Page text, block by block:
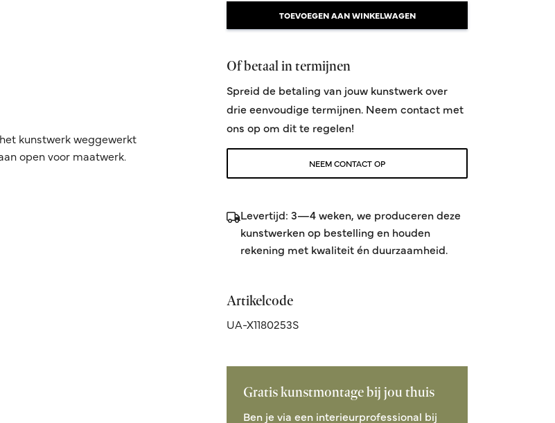
kunstwerk weggewerkt
open voor maatwerk.
TOEVOEGEN AAN WINKELWAGEN
Of betaal in termijnen
Spreid de betaling van jouw kunstwerk over
drie eenvoudige termijnen. Neem contact met
ons op om dit te regelen!
NEEM CONTACT OP
Levertijd: 3—4 weken, we produceren deze
kunstwerken op bestelling en houden
rekening met kwaliteit én duurzaamheid.
Artikelcode
UA-X1180253S
Gratis kunstmontage bij jou thuis
Ben je via een interieurprofessional bij